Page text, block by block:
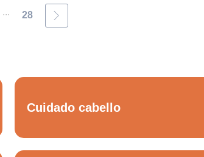
... 28
Cuidado cabello